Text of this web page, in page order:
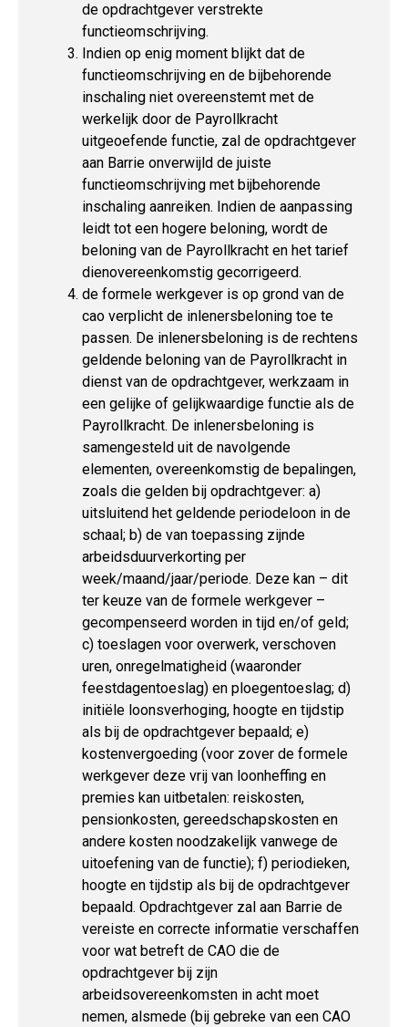
de opdrachtgever verstrekte
functieomschrijving.
Indien op enig moment blijkt dat de
functieomschrijving en de bijbehorende
inschaling niet overeenstemt met de
werkelijk door de Payrollkracht
uitgeoefende functie, zal de opdrachtgever
aan Barrie onverwijld de juiste
functieomschrijving met bijbehorende
inschaling aanreiken. Indien de aanpassing
leidt tot een hogere beloning, wordt de
beloning van de Payrollkracht en het tarief
dienovereenkomstig gecorrigeerd.
de formele werkgever is op grond van de
cao verplicht de inlenersbeloning toe te
passen. De inlenersbeloning is de rechtens
geldende beloning van de Payrollkracht in
dienst van de opdrachtgever, werkzaam in
een gelijke of gelijkwaardige functie als de
Payrollkracht. De inlenersbeloning is
samengesteld uit de navolgende
elementen, overeenkomstig de bepalingen,
zoals die gelden bij opdrachtgever: a)
uitsluitend het geldende periodeloon in de
schaal; b) de van toepassing zijnde
arbeidsduurverkorting per
week/maand/jaar/periode. Deze kan – dit
ter keuze van de formele werkgever –
gecompenseerd worden in tijd en/of geld;
c) toeslagen voor overwerk, verschoven
uren, onregelmatigheid (waaronder
feestdagentoeslag) en ploegentoeslag; d)
initiële loonsverhoging, hoogte en tijdstip
als bij de opdrachtgever bepaald; e)
kostenvergoeding (voor zover de formele
werkgever deze vrij van loonheffing en
premies kan uitbetalen: reiskosten,
pensionkosten, gereedschapskosten en
andere kosten noodzakelijk vanwege de
uitoefening van de functie); f) periodieken,
hoogte en tijdstip als bij de opdrachtgever
bepaald. Opdrachtgever zal aan Barrie de
vereiste en correcte informatie verschaffen
voor wat betreft de CAO die de
opdrachtgever bij zijn
arbeidsovereenkomsten in acht moet
nemen, alsmede (bij gebreke van een CAO